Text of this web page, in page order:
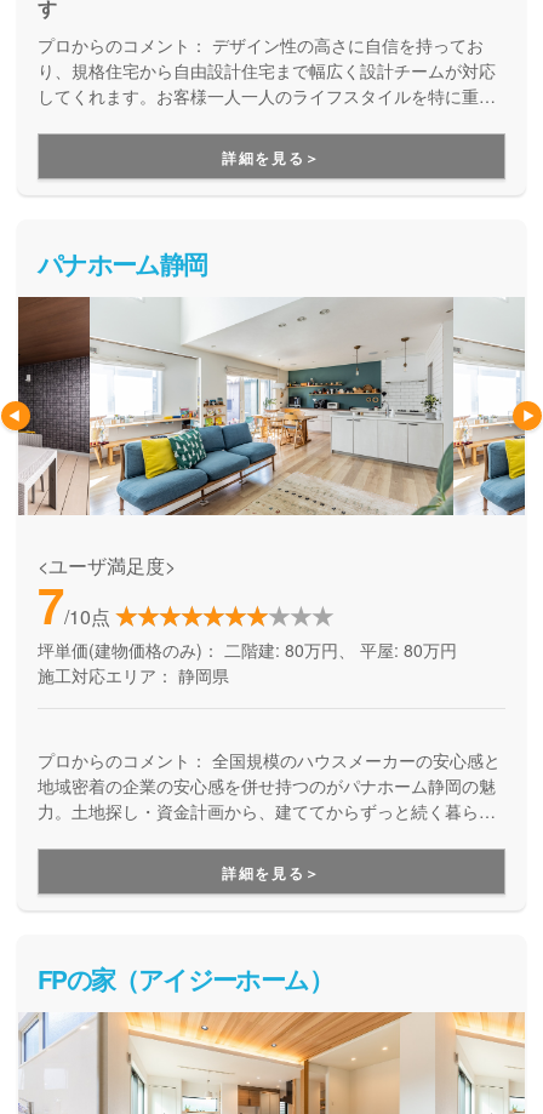
す
プロからのコメント：
り、規格住宅から自由設計住宅まで幅広く設計チームが対応
してくれます。お客様一人一人のライフスタイルを特に重視
するお家作りがオレンジハウスの特徴です。不動産情報シス
テムを活用したスピーディーな土地情報の収集も得意で土地
提案力も高いので、土地探しからというお客様にもオススメ
詳細を見る＞
パナホーム静岡
<ユーザ満足度>
7/10点
坪単価(建物価格のみ)： 二階建: 80万円、 平屋: 80万円
施工対応エリア： 静岡県
プロからのコメント：
地域密着の企業の安心感を併せ持つのがパナホーム静岡の魅
力。土地探し・資金計画から、建ててからずっと続く暮らし
詳細を見る＞
FPの家（アイジーホーム）